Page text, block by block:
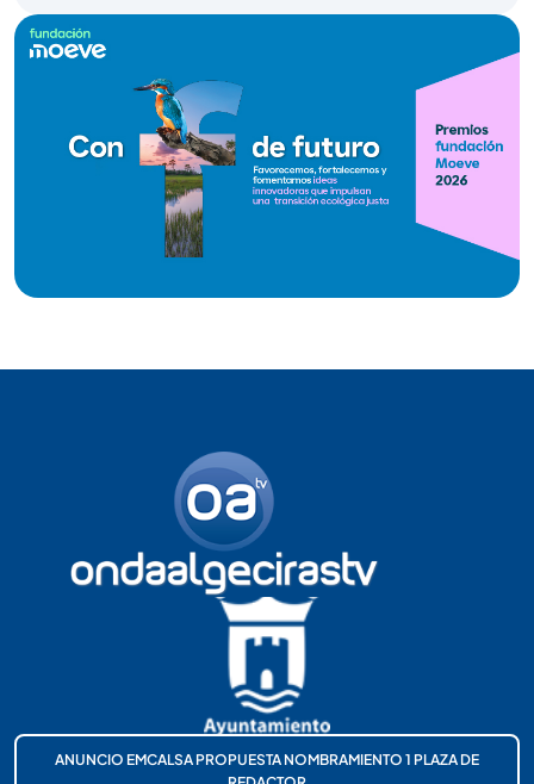
ANUNCIO EMCALSA PROPUESTA NOMBRAMIENTO 1 PLAZA DE